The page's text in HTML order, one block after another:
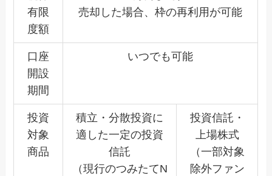
有限
度額
売却した場合、枠の再利用が可能
口座
開設
期間
いつでも可能
投資
対象
商品
積立・分散投資に
適した一定の投資
信託
（現行のつみたてN
投資信託・
上場株式
（一部対象
除外ファン